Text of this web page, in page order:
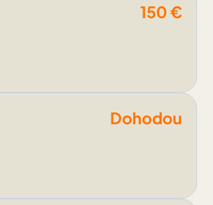
150 €
Dohodou